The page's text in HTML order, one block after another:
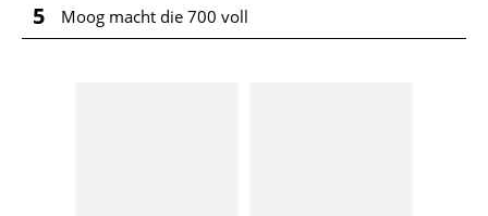
5 Moog macht die 700 voll